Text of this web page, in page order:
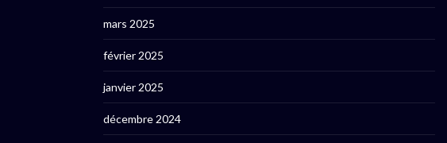
mars 2025
février 2025
janvier 2025
décembre 2024